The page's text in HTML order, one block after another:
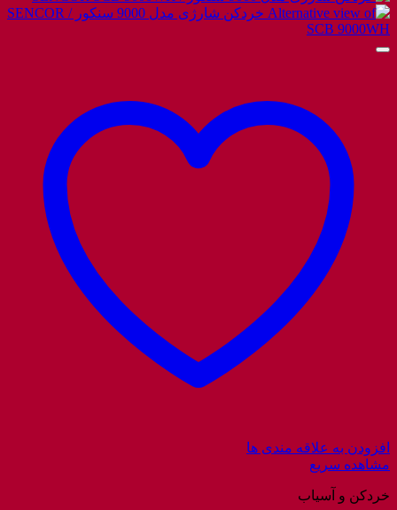
افزودن به علاقه مندی ها
مشاهده سریع
خردکن و آسیاب